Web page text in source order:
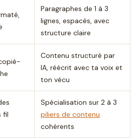
Paragraphes de 1 à 3
lignes, espacés, avec
structure claire
Contenu structuré par
IA, réécrit avec ta voix et
ton vécu
fil
Spécialisation sur 2 à 3
piliers de contenu
cohérents